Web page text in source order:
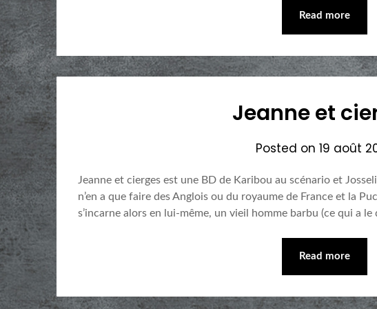
Read more
Jeanne et
Posted on19 août
Jeanne et cierges est une BD de Karibou au scénario et
n’en a que faire des Anglois ou du royaume de France et la
s’incarne alors en lui-même, un vieil homme barbu (ce qui a
Read more